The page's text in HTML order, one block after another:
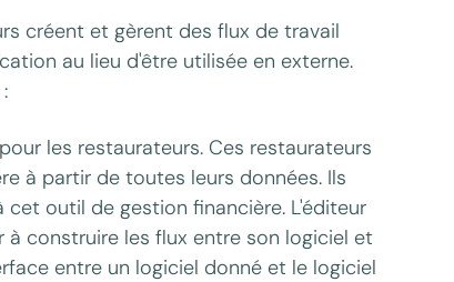
créent et gèrent des flux de travail
au lieu d'être utilisée en externe.
les restaurateurs. Ces restaurateurs
à partir de toutes leurs données. Ils
outil de gestion financière. L'éditeur
construire les flux entre son logiciel et
entre un logiciel donné et le logiciel